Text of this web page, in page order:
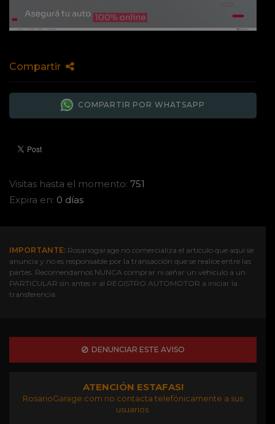
Compartir
COMPARTIR POR WHATSAPP
Visitas hasta el momento: 751
Expira en: 0 días
IMPORTANTE: Rosariogarage no comercializa el artículo que aquí se
anuncia y no es responsable por la transacción que se realice entre las
partes. Recomendamos NUNCA comprar ni señar un vehículo a un
PARTICULAR sin antes ir al REGISTRO AUTOMOTOR a iniciar la
transferencia.
DENUNCIAR ESTE AVISO
ATENCIÓN ESTAFAS!
RosarioGarage.com no contacta telefónicamente a sus
usuarios.